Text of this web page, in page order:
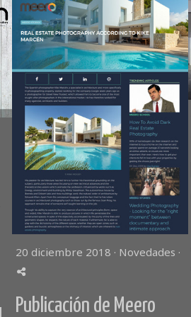
20 diciembre 2018 · Novedades ·
Publicación de Meero